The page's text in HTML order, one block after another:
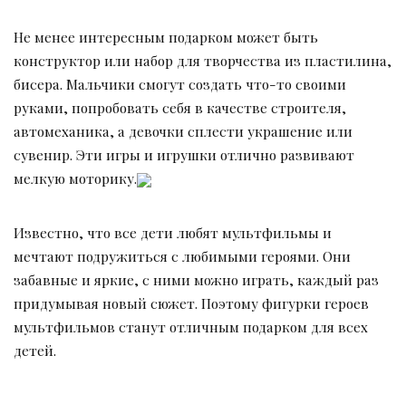
Не менее интересным подарком может быть
конструктор или набор для творчества из пластилина,
бисера. Мальчики смогут создать что-то своими
руками, попробовать себя в качестве строителя,
автомеханика, а девочки сплести украшение или
сувенир. Эти игры и игрушки отлично развивают
мелкую моторику.
Известно, что все дети любят мультфильмы и
мечтают подружиться с любимыми героями. Они
забавные и яркие, с ними можно играть, каждый раз
придумывая новый сюжет. Поэтому фигурки героев
мультфильмов станут отличным подарком для всех
детей.